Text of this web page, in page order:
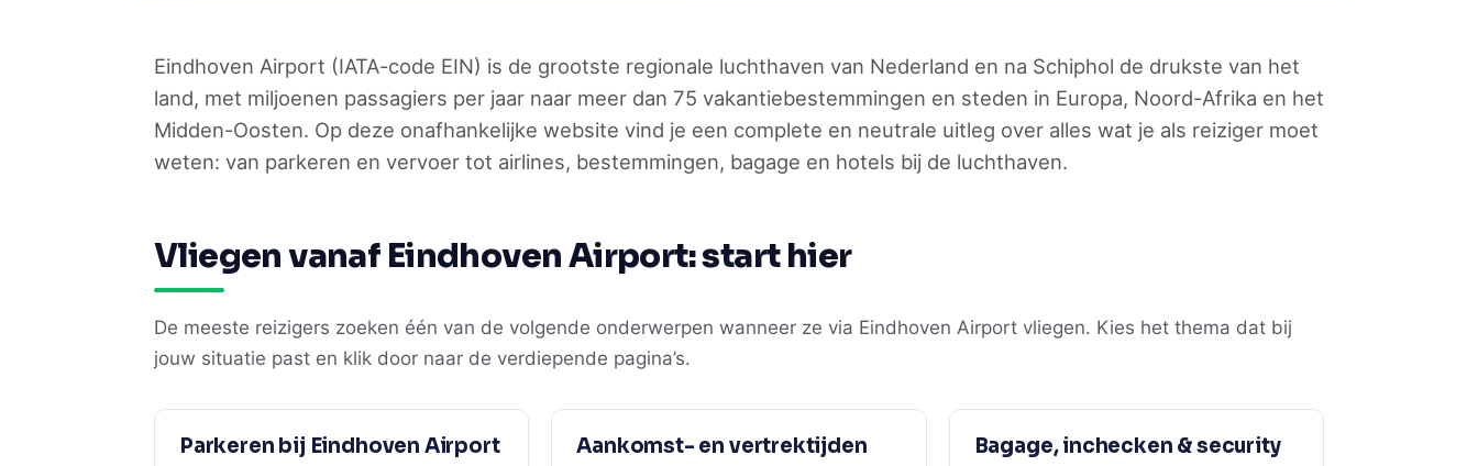
Eindhoven Airport (IATA-code EIN) is de grootste regionale luchthaven van Nederland en na Schiphol de drukste van het
land, met miljoenen passagiers per jaar naar meer dan 75 vakantiebestemmingen en steden in Europa, Noord-Afrika en het
Midden-Oosten. Op deze onafhankelijke website vind je een complete en neutrale uitleg over alles wat je als reiziger moet
weten: van parkeren en vervoer tot airlines, bestemmingen, bagage en hotels bij de luchthaven.
Vliegen vanaf Eindhoven Airport: start hier
De meeste reizigers zoeken één van de volgende onderwerpen wanneer ze via Eindhoven Airport vliegen. Kies het thema dat bij
jouw situatie past en klik door naar de verdiepende pagina’s.
Parkeren bij Eindhoven Airport Aankomst- en vertrektijden Bagage, inchecken & security